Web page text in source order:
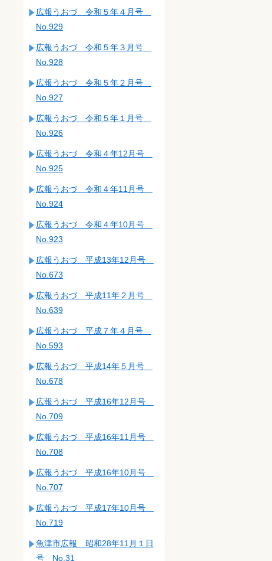
広報うおづ 令和５年４月号
No.929
広報うおづ 令和５年３月号
No.928
広報うおづ 令和５年２月号
No.927
広報うおづ 令和５年１月号
No.926
広報うおづ 令和４年12月号
No.925
広報うおづ 令和４年11月号
No.924
広報うおづ 令和４年10月号
No.923
広報うおづ 平成13年12月号
No.673
広報うおづ 平成11年２月号
No.639
広報うおづ 平成７年４月号
No.593
広報うおづ 平成14年５月号
No.678
広報うおづ 平成16年12月号
No.709
広報うおづ 平成16年11月号
No.708
広報うおづ 平成16年10月号
No.707
広報うおづ 平成17年10月号
No.719
魚津市広報 昭和28年11月１日
号 No.31